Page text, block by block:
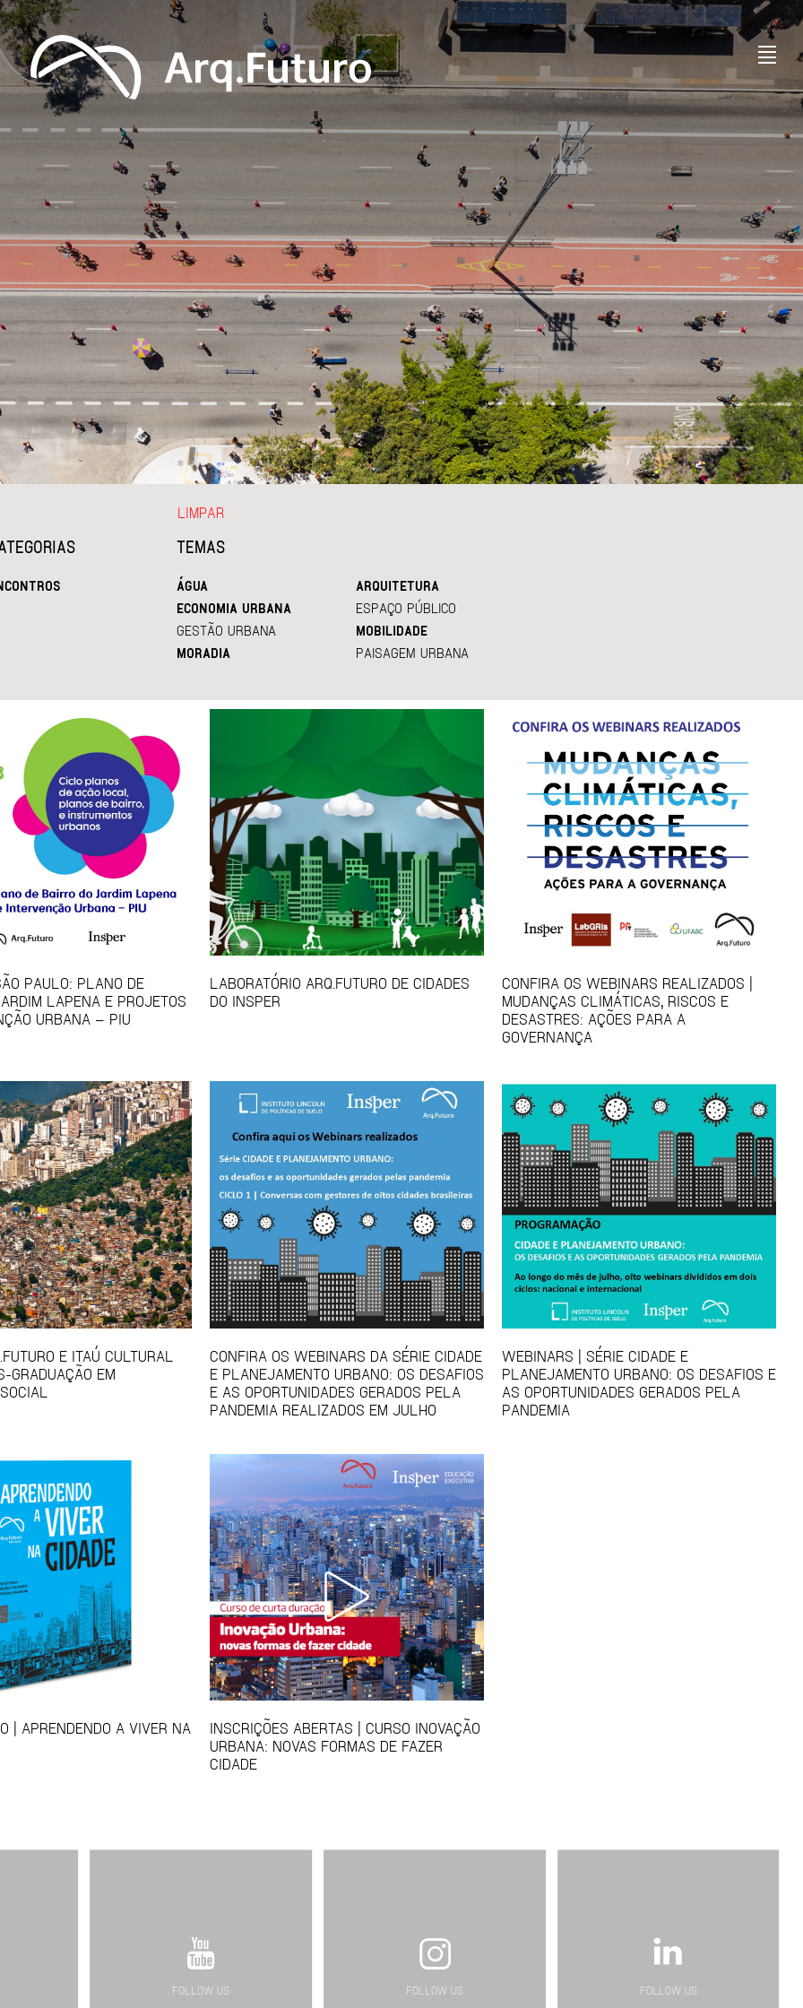
TEMAS
ÁGUA
ARQUITETURA
ECONOMIA URBANA
ESPAÇO PÚBLICO
GESTÃO URBANA
MOBILIDADE
MORADIA
PAISAGEM URBANA
LIMPAR
PAULO: PLANO DE
LAPENA E PROJETOS
URBANA – PIU
LABORATÓRIO ARQ.FUTURO DE CIDADES
DO INSPER
CONFIRA OS WEBINARS REALIZADOS |
MUDANÇAS CLIMÁTICAS, RISCOS E
DESASTRES: AÇÕES PARA A
GOVERNANÇA
E ITAÚ CULTURAL
GRADUAÇÃO EM
CONFIRA OS WEBINARS DA SÉRIE CIDADE
E PLANEJAMENTO URBANO: OS DESAFIOS
E AS OPORTUNIDADES GERADOS PELA
PANDEMIA REALIZADOS EM JULHO
WEBINARS | SÉRIE CIDADE E
PLANEJAMENTO URBANO: OS DESAFIOS E
AS OPORTUNIDADES GERADOS PELA
PANDEMIA
| APRENDENDO A VIVER NA
INSCRIÇÕES ABERTAS | CURSO INOVAÇÃO
URBANA: NOVAS FORMAS DE FAZER
CIDADE
FOLLOW US FOLLOW US FOLLOW US